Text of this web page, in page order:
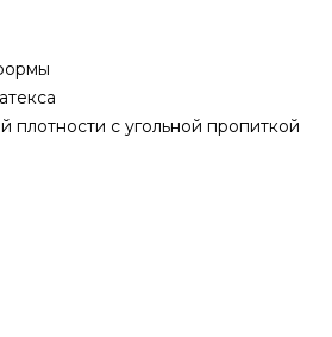
с угольной пропиткой